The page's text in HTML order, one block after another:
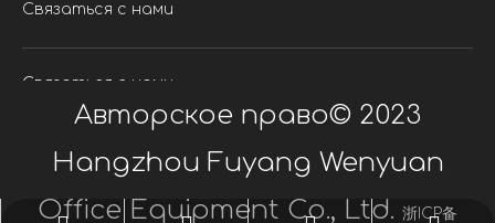
Связаться с нами
Связаться с нами
Авторское право© 2023
Hangzhou Fuyang Wenyuan
Office Equipment Co., Ltd. 浙ICP备